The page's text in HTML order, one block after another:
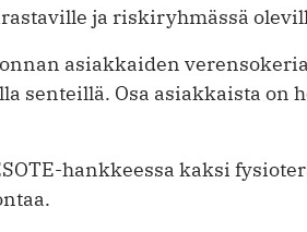
ja riskiryhmässä
asiakkaiden
senteillä. Osa asiakkaista on
hankkeessa kaksi